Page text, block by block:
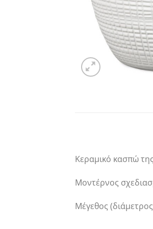
Κεραμικό κασπώ
Μοντέρνος
Μέγεθος